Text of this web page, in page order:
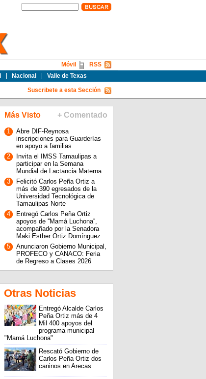
Nacional Valle de Texas
RSS
Móvil
Suscribete a esta Sección
Más Visto + Comentado
1
Abre DIF-Reynosa
inscripciones para Guarderías
en apoyo a familias
2
Invita el IMSS Tamaulipas a
participar en la Semana
Mundial de Lactancia Materna
3
Felicitó Carlos Peña Ortiz a
más de 390 egresados de la
Universidad Tecnológica de
Tamaulipas Norte
4
Entregó Carlos Peña Ortiz
apoyos de ''Mamá Luchona'',
acompañado por la Senadora
Maki Esther Ortiz Domínguez
5
Anunciaron Gobierno Municipal,
PROFECO y CANACO: Feria
de Regreso a Clases 2026
Otras Noticias
Entregó Alcalde Carlos
Peña Ortiz más de 4
Mil 400 apoyos del
programa municipal
"Mamá Luchona"
Rescató Gobierno de
Carlos Peña Ortiz dos
caninos en Arecas